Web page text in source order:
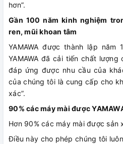
hơn”.
Gần 100 năm kinh nghiệm
ren, mũi khoan tâm
YAMAWA được thành lập năm
YAMAWA đã cải tiến chất
đáp ứng được nhu cầu của
của chúng tôi là cung cấp cho
xác”.
90% các máy mài được
Hơn 90% các máy mài được sản
Điều này cho phép chúng tôi